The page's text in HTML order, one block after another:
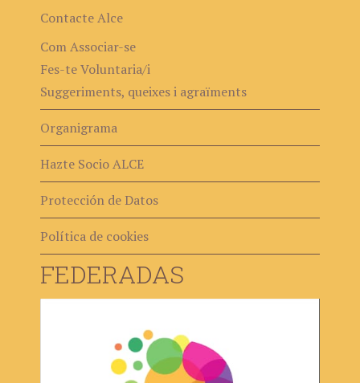
Contacte Alce
Com Associar-se
Fes-te Voluntaria/i
Suggeriments, queixes i agraïments
Organigrama
Hazte Socio ALCE
Protección de Datos
Política de cookies
FEDERADAS